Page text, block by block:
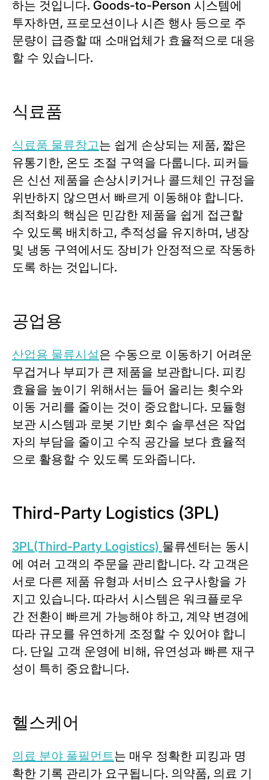
하는 것입니다. Goods-to-Person 시스템에
투자하면, 프로모션이나 시즌 행사 등으로 주
문량이 급증할 때 소매업체가 효율적으로 대응
할 수 있습니다.
식료품
식료품 물류창고는 쉽게 손상되는 제품, 짧은
유통기한, 온도 조절 구역을 다룹니다. 피커들
은 신선 제품을 손상시키거나 콜드체인 규정을
위반하지 않으면서 빠르게 이동해야 합니다.
최적화의 핵심은 민감한 제품을 쉽게 접근할
수 있도록 배치하고, 추적성을 유지하며, 냉장
및 냉동 구역에서도 장비가 안정적으로 작동하
도록 하는 것입니다.
공업용
산업용 물류시설은 수동으로 이동하기 어려운
무겁거나 부피가 큰 제품을 보관합니다. 피킹
효율을 높이기 위해서는 들어 올리는 횟수와
이동 거리를 줄이는 것이 중요합니다. 모듈형
보관 시스템과 로봇 기반 회수 솔루션은 작업
자의 부담을 줄이고 수직 공간을 보다 효율적
으로 활용할 수 있도록 도와줍니다.
Third-Party Logistics (3PL)
3PL(Third-Party Logistics) 물류센터는 동시
에 여러 고객의 주문을 관리합니다. 각 고객은
서로 다른 제품 유형과 서비스 요구사항을 가
지고 있습니다. 따라서 시스템은 워크플로우
간 전환이 빠르게 가능해야 하고, 계약 변경에
따라 규모를 유연하게 조정할 수 있어야 합니
다. 단일 고객 운영에 비해, 유연성과 빠른 재구
성이 특히 중요합니다.
헬스케어
의료 분야 풀필먼트는 매우 정확한 피킹과 명
확한 기록 관리가 요구됩니다. 의약품, 의료 기